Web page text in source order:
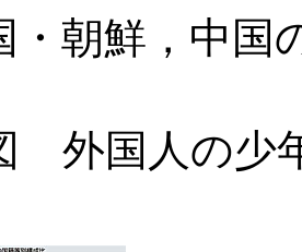
・朝鮮，中国
外国人の少